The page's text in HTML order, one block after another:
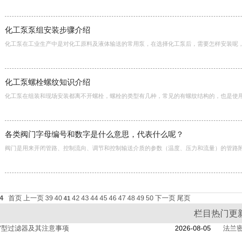
化工泵泵组安装步骤介绍
化工泵在工业生产中是对化工原料及液体输送的常用泵，在选择化工泵后，需要怎样安装呢
化工泵螺栓螺纹知识介绍
化工泵在组装和现场安装都离不开螺栓，螺栓的类型有几种，常见的有螺纹结构的，也是使
各类阀门字母编号和数字是什么意思，代表什么呢？
阀门是用来开闭管路、控制流向、调节和控制输送介质的参数（温度、压力和流量）的管路
首页 上一页39 40 41 42 43 4445 46 47 48 49 50下一页 尾页
栏目热门更
过滤器及其注意事项 2026-08-05 法兰